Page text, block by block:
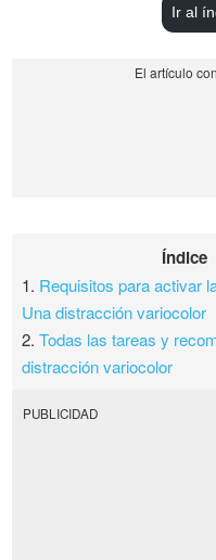
Ir al
Índice
1. Requisitos para activar
Una distracción variocolor
2.Todas las tareas y
distracción variocolor
PUBLICIDAD